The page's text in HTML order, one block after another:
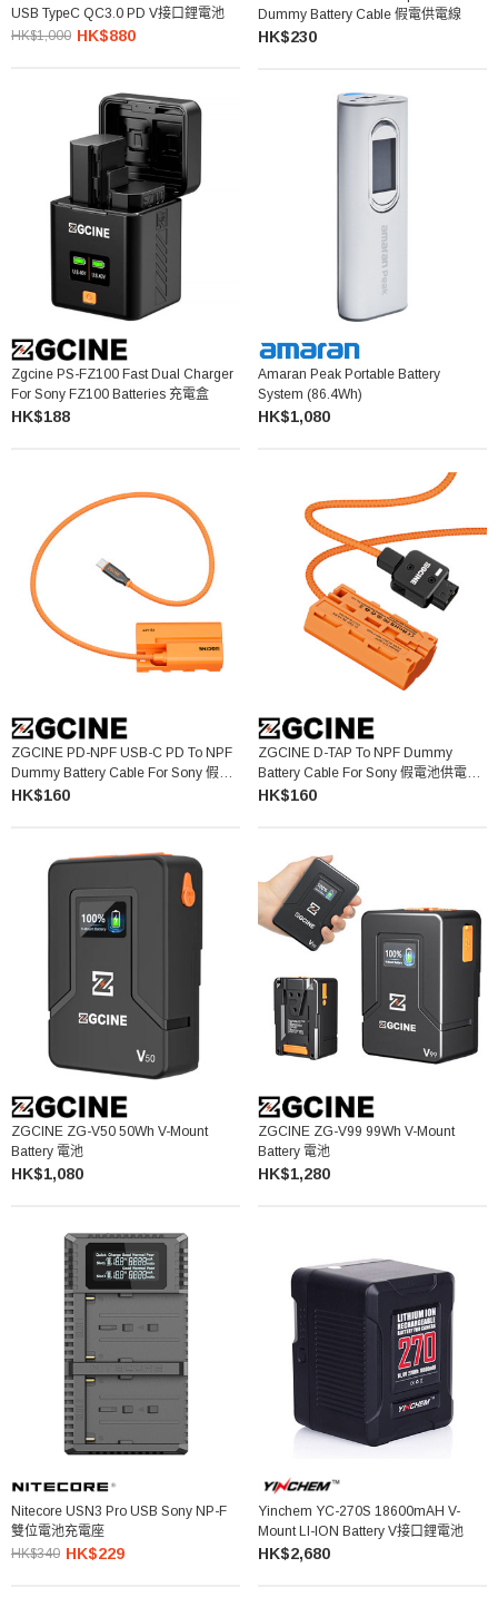
USB TypeC QC3.0 PD V接口鋰電池
HK$1,000 HK$880
Dummy Battery Cable 假電供電線
HK$230
Zgcine PS-FZ100 Fast Dual Charger
For Sony FZ100 Batteries 充電盒
HK$188
Amaran Peak Portable Battery
System (86.4Wh)
HK$1,080
ZGCINE PD-NPF USB-C PD To NPF
Dummy Battery Cable For Sony 假電
池供電線 (適用於Sony NP-F550)
HK$160
ZGCINE D-TAP To NPF Dummy
Battery Cable For Sony 假電池供電線
(適用於Sony NP-F550)
HK$160
ZGCINE ZG-V50 50Wh V-Mount
Battery 電池
HK$1,080
ZGCINE ZG-V99 99Wh V-Mount
Battery 電池
HK$1,280
Nitecore USN3 Pro USB Sony NP-F
雙位電池充電座
HK$340 HK$229
Yinchem YC-270S 18600mAH V-
Mount LI-ION Battery V接口鋰電池
HK$2,680